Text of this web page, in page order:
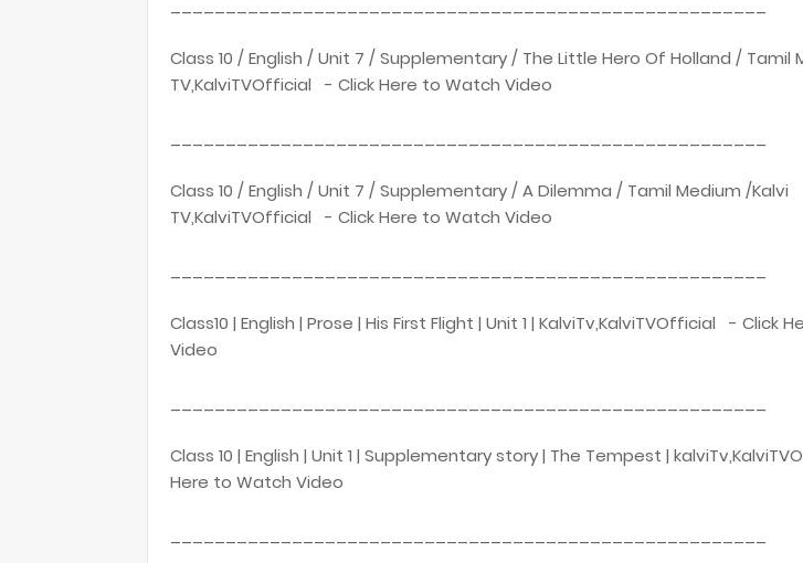
Class 10 / English / Unit 7 / Supplementary / The Little Hero Of Holland / Tamil
TV,KalviTVOfficial - Click Here to Watch Video
Class 10 / English / Unit 7 / Supplementary / A Dilemma / Tamil Medium /Kalvi
TV,KalviTVOfficial - Click Here to Watch Video
Class10 | English | Prose | His First Flight | Unit 1 | KalviTv,KalviTVOfficial - Click
Video
Class 10 | English | Unit 1 | Supplementary story | The Tempest |
Here to Watch Video